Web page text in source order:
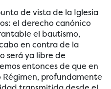
de vista de la Iglesia
el derecho canónico
el bautismo,
en contra de la
será ya libre de
entonces de que en
Régimen, profundamente